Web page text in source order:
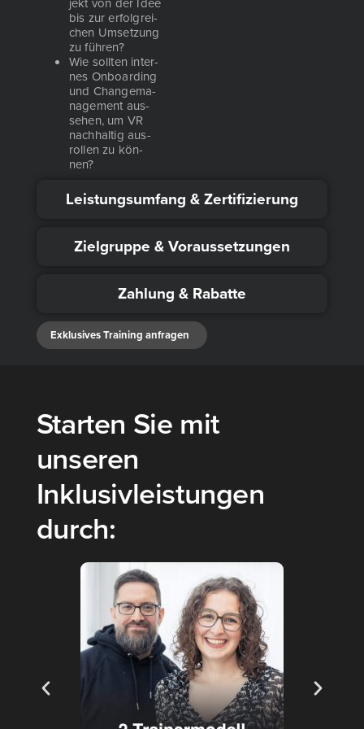
Leistungsumfang & Zertifizierung
Zielgruppe & Voraussetzungen
Zahlung & Rabatte
bis zur erfolg­rei­
chen Umset­zung
zu füh­ren?
Wie soll­ten inter­
nes Onboar­ding
und Chan­ge­ma­
nage­ment aus­
se­hen, um VR
nach­hal­tig aus­
rol­len zu kön­
nen?
Exklu­si­ves Trai­ning anfra­gen
Starten Sie mit
unseren
Inklusivleistungen
durch: